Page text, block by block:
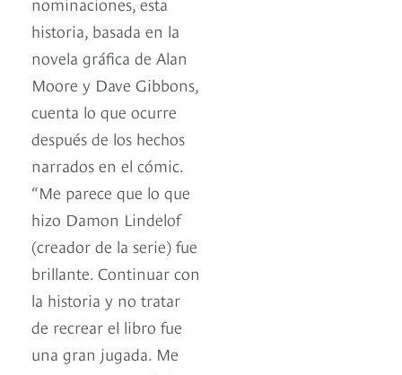
historia, basada en la
novela gráfica de Alan
Moore y Dave Gibbons,
cuenta lo que ocurre
después de los hechos
narrados en el cómic.
“Me parece que lo que
hizo Damon Lindelof
(creador de la serie) fue
brillante. Continuar con
la historia y no tratar
de recrear el libro fue
una gran jugada. Me